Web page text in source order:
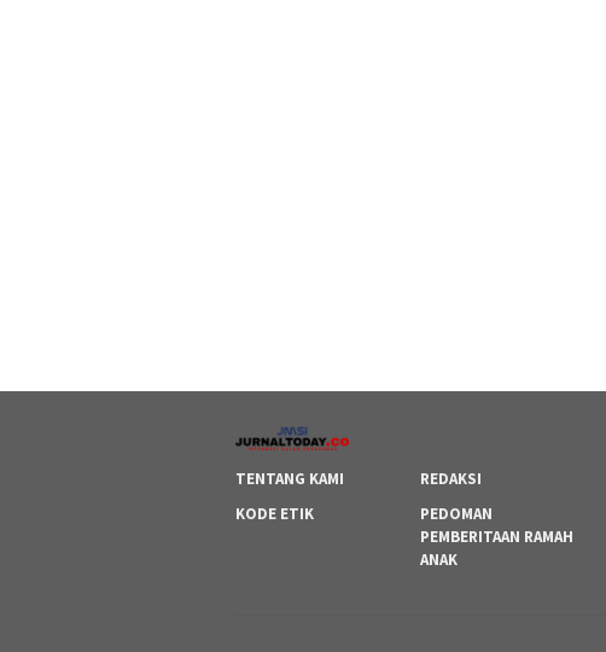
TENTANG KAMI REDAKSI
KODE ETIK
PEDOMAN
PEMBERITAAN RAMAH
ANAK